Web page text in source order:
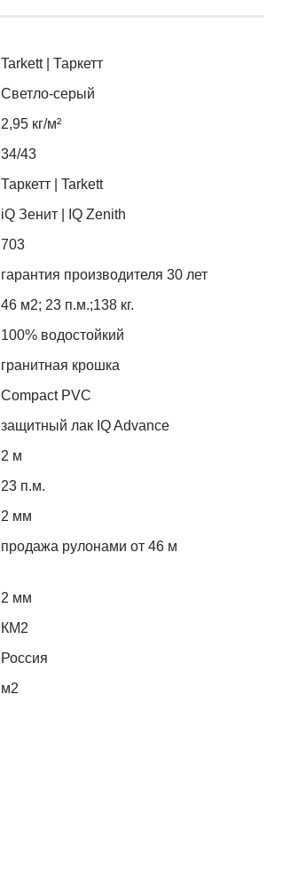
Tarkett | Таркетт
Светло-серый
2,95 кг/м²
34/43
Таркетт | Tarkett
iQ Зенит | IQ Zenith
703
гарантия производителя 30 лет
46 м2; 23 п.м.;138 кг.
100% водостойкий
гранитная крошка
Compact PVC
защитный лак IQ Advance
2 м
23 п.м.
2 мм
продажа рулонами от 46 м
2 мм
КМ2
Россия
м2